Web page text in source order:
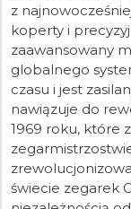
z
koperty i
zaawansowany
globalnego
czasu i jest
nawiązuje do
1969 roku, które
świecie zegarek